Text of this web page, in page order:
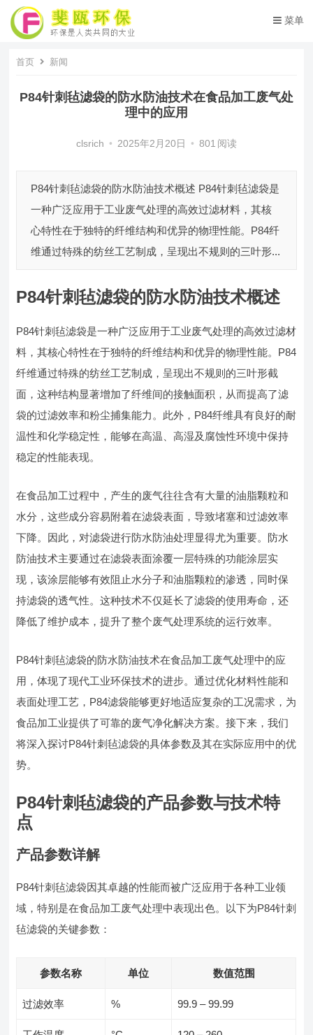
菜单
首页 新闻
P84针刺毡滤袋的防水防油技术在食品加工废气处
理中的应用
clsrich • 2025年2月20日 • 801 阅读
P84针刺毡滤袋的防水防油技术概述 P84针刺毡滤袋是
一种广泛应用于工业废气处理的高效过滤材料，其核
心特性在于独特的纤维结构和优异的物理性能。P84纤
维通过特殊的纺丝工艺制成，呈现出不规则的三叶形...
P84针刺毡滤袋的防水防油技术概述
P84针刺毡滤袋是一种广泛应用于工业废气处理的高效过滤材
料，其核心特性在于独特的纤维结构和优异的物理性能。P84
纤维通过特殊的纺丝工艺制成，呈现出不规则的三叶形截
面，这种结构显著增加了纤维间的接触面积，从而提高了滤
袋的过滤效率和粉尘捕集能力。此外，P84纤维具有良好的耐
温性和化学稳定性，能够在高温、高湿及腐蚀性环境中保持
稳定的性能表现。
在食品加工过程中，产生的废气往往含有大量的油脂颗粒和
水分，这些成分容易附着在滤袋表面，导致堵塞和过滤效率
下降。因此，对滤袋进行防水防油处理显得尤为重要。防水
防油技术主要通过在滤袋表面涂覆一层特殊的功能涂层实
现，该涂层能够有效阻止水分子和油脂颗粒的渗透，同时保
持滤袋的透气性。这种技术不仅延长了滤袋的使用寿命，还
降低了维护成本，提升了整个废气处理系统的运行效率。
P84针刺毡滤袋的防水防油技术在食品加工废气处理中的应
用，体现了现代工业环保技术的进步。通过优化材料性能和
表面处理工艺，P84滤袋能够更好地适应复杂的工况需求，为
食品加工业提供了可靠的废气净化解决方案。接下来，我们
将深入探讨P84针刺毡滤袋的具体参数及其在实际应用中的优
势。
P84针刺毡滤袋的产品参数与技术特
点
产品参数详解
P84针刺毡滤袋因其卓越的性能而被广泛应用于各种工业领
域，特别是在食品加工废气处理中表现出色。以下为P84针刺
毡滤袋的关键参数：
参数名称 单位 数值范围
过滤效率 % 99.9 – 99.99